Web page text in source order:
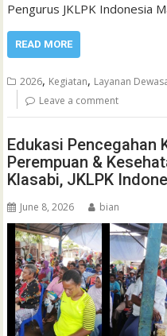
Pengurus JKLPK Indonesia
READ MORE
2026, Kegiatan, Layanan
Leave a comment
Edukasi Pencegahan
Perempuan &
Klasabi, JKLPK
June 8, 2026 bian